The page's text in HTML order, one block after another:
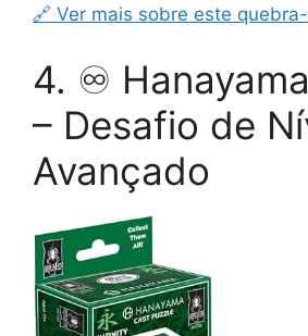
🔗 Ver mais sobre este
4. ♾️
– Desafio de
Avançado